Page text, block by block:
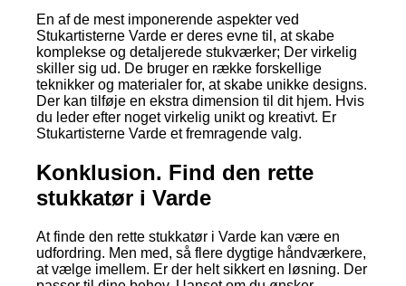
En af de mest imponerende aspekter ved
Stukartisterne Varde er deres evne til, at skabe
komplekse og detaljerede stukværker; Der virkelig
skiller sig ud. De bruger en række forskellige
teknikker og materialer for, at skabe unikke designs.
Der kan tilføje en ekstra dimension til dit hjem. Hvis
du leder efter noget virkelig unikt og kreativt. Er
Stukartisterne Varde et fremragende valg.
Konklusion. Find den rette
stukkatør i Varde
At finde den rette stukkatør i Varde kan være en
udfordring. Men med, så flere dygtige håndværkere,
at vælge imellem. Er der helt sikkert en løsning. Der